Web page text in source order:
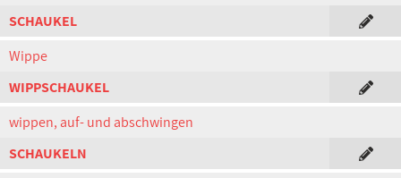
SCHAUKEL
Wippe
WIPPSCHAUKEL
wippen, auf- und abschwingen
SCHAUKELN